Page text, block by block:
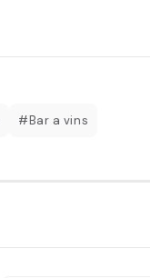
#Bar a vins